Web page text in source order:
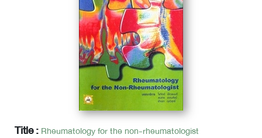
Title :Rheumatology for the non-rheumatologist